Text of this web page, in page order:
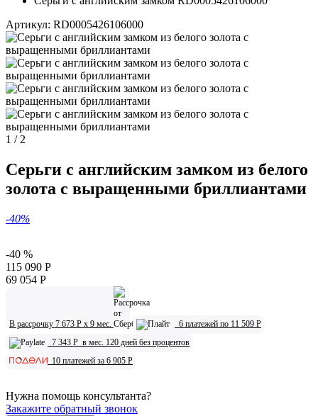
Артикул: RD0005426106000
1 / 2
Серьги с английским замком из белого
золота с выращенными бриллиантами
-40%
-40 %
115 090 Р
69 054 Р
В рассрочку 7 673 Р x 9 мес. 6 платежей по 11 509 Р
7 343 Р в мес. 120 дней без процентов
10 платежей за 6 905 Р
Нужна помощь консультанта?
Закажите обратный звонок